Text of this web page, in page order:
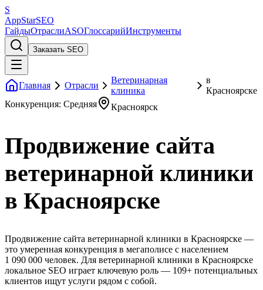
S
AppStarSEO
ГайдыОтраслиASOГлоссарийИнструменты
Заказать SEO
Главная Отрасли
Ветеринарная
клиника
в
Красноярске
Конкуренция: Средняя
Красноярск
Продвижение сайта
ветеринарной клиники
в Красноярске
Продвижение сайта ветеринарной клиники в Красноярске —
это умеренная конкуренция в мегаполисе с населением
1 090 000 человек. Для ветеринарной клиники в Красноярске
локальное SEO играет ключевую роль — 109+ потенциальных
клиентов ищут услуги рядом с собой.